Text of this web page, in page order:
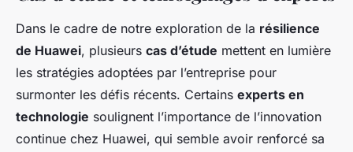
Dans le cadre de notre exploration de la résilience
de Huawei, plusieurs cas d’étude mettent en lumière
les stratégies adoptées par l’entreprise pour
surmonter les défis récents. Certains experts en
technologie soulignent l’importance de l’innovation
continue chez Huawei, qui semble avoir renforcé sa